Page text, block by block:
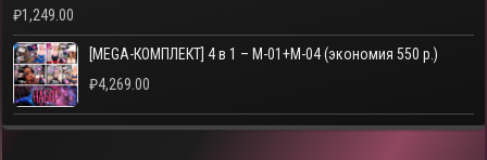
₽1,249.00
[MEGA-КОМПЛЕКТ] 4 в 1 – M-01+M-04 (экономия 550 р.)
₽4,269.00